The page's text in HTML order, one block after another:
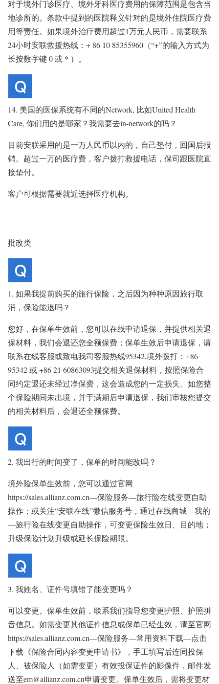
对于境外门诊医疗、境外牙科医疗费用的保障范围是包含当
地诊所的。条款中提到的医院释义针对的是境外住院医疗费
用等责任。如果境外治疗费用超过1万元人民币，需要联系
24小时安联救援热线：+ 86 10 85355960（“+”的输入方式为
长按数字键 0 或 * ）。
14. 美国的医保系统有不同的Network, 比如United Health
Care, 你们用的是哪家？我需要去in-network的吗？
目前安联采用的是一万人民币以内的，自己垫付，回国后报
销。超过一万的医疗费，客户拨打救援电话，保司跟医院直
接垫付。
客户可根据需要就近选择医疗机构。
批改类
1. 如果我提前购买的旅行保险，之后因为种种原因旅行取
消，保险能退吗？
您好，在保单生效前，您可以在线申请退保，并提供相关退
保材料，我们会退还您全额保费；保单生效后申请退保，请
联系在线客服或致电我司客服热线95342,境外拨打：+86
95342 或 +86 21 60863093提交相关退保材料，按照保险合
同约定退还未经过净保费，这会造成您的一定损失。如您整
个保险期间未出境，并于满期后申请退保，我们审核您提交
的相关材料后，会退还全额保费。
2. 我出行的时间变了，保单的时间能改吗？
境外险保单生效前，您可以通过官网
https://sales.allianz.com.cn—保险服务—旅行险在线变更自助
操作；或关注“安联在线”微信服务号，通过在线商城—我的
—旅行险在线变更自助操作，可变更保险生效日、目的地；
升级保险计划升级或延长保险期限。
3. 我姓名、证件号填错了能变更吗？
可以变更。保单生效前，联系我们指导您变更护照、护照拼
音信息。如需变更其他证件信息或保单已经生效，请至官网
https://sales.allianz.com.cn—保险服务—常用资料下载—点击
下载《保险合同内容变更申请书》，手工填写后连同投保
人、被保险人（如需变更）有效投保证件的影像件，邮件发
送至em@allianz.com.cn申请变更。保单生效后，需将变更材